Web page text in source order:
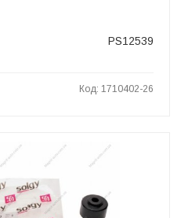
PS12539
Код: 1710402-26